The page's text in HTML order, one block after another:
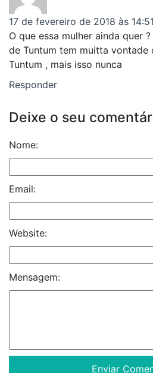
17 de fevereiro de 2018 às 14:51
O que essa mulher ainda quer
de Tuntum tem muitta vontade
Tuntum , mais isso nunca
Responder
Deixe o seu
Nome:
Email:
Website:
Mensagem: